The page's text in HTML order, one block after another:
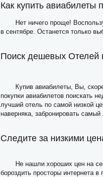
Как купить
Нет ничего проще!
в cентябре. Останется только
Поиск дешевых Отелей
Купив авиабилеты, Вы,
покупки авиабилетов поискать
лучший отель по самой низкой
наверняка, забронировать
Следите за низкими
Не нашли хороших цен на
бороздить просторы интернета